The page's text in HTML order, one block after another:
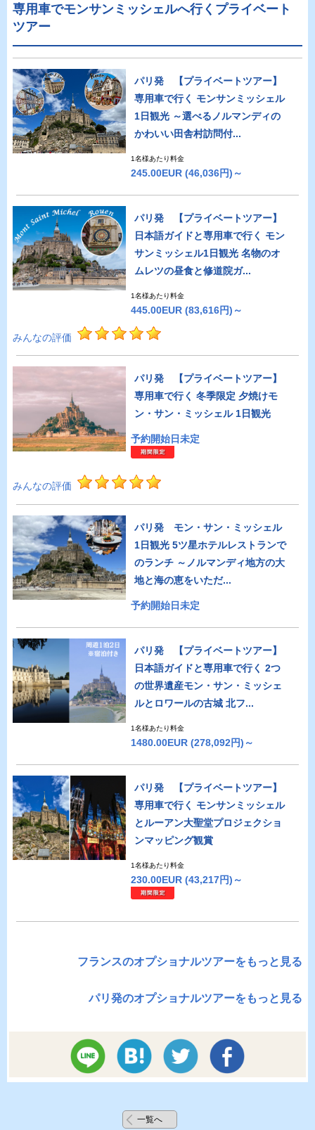
専用車でモンサンミッシェルへ行くプライベート
ツアー
パリ発 【プライベートツアー】
専用車で行く モンサンミッシェル
1日観光 ～選べるノルマンディの
かわいい田舎村訪問付...
1名様あたり料金
245.00EUR (46,036円)～
パリ発 【プライベートツアー】
日本語ガイドと専用車で行く モン
サンミッシェル1日観光 名物のオ
ムレツの昼食と修道院ガ...
1名様あたり料金
445.00EUR (83,616円)～
みんなの評価
パリ発 【プライベートツアー】
専用車で行く 冬季限定 夕焼けモ
ン・サン・ミッシェル 1日観光
予約開始日未定
みんなの評価
パリ発 モン・サン・ミッシェル
1日観光 5ツ星ホテルレストランで
のランチ ～ノルマンディ地方の大
地と海の恵をいただ...
予約開始日未定
パリ発 【プライベートツアー】
日本語ガイドと専用車で行く 2つ
の世界遺産モン・サン・ミッシェ
ルとロワールの古城 北フ...
1名様あたり料金
1480.00EUR (278,092円)～
パリ発 【プライベートツアー】
専用車で行く モンサンミッシェル
とルーアン大聖堂プロジェクショ
ンマッピング観賞
1名様あたり料金
230.00EUR (43,217円)～
フランスのオプショナルツアーをもっと見る
パリ発のオプショナルツアーをもっと見る
一覧へ